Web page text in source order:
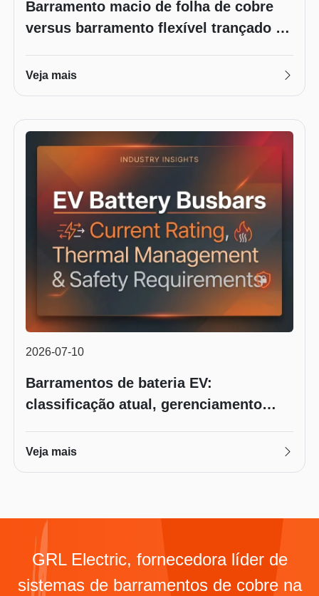
Barramento macio de folha de cobre
versus barramento flexível trançado de
bateria?
Veja mais
2026-07-10
Barramentos de bateria EV:
classificação atual, gerenciamento
Veja mais
GRL Electric, fornecedora líder de
sistemas de barramentos de cobre na